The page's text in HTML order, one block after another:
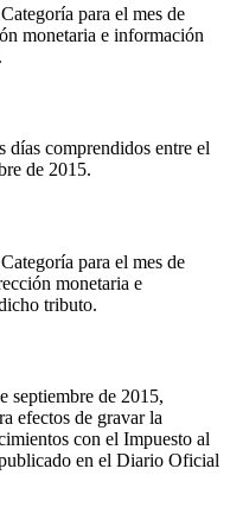
para el mes de
monetaria e información
días comprendidos entre el
de 2015.
para el mes de
monetaria e
tributo.
septiembre de 2015,
efectos de gravar la
con el Impuesto al
en el Diario Oficial